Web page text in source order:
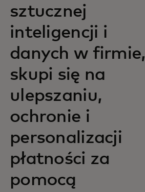
sztucznej
inteligencji i
danych w firmie,
skupi się na
ulepszaniu,
ochronie i
personalizacji
płatności za
pomocą